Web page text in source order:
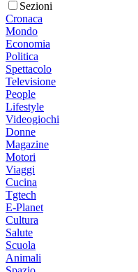
Sezioni
Cronaca
Mondo
Economia
Politica
Spettacolo
Televisione
People
Lifestyle
Videogiochi
Donne
Magazine
Motori
Viaggi
Cucina
Tgtech
E-Planet
Cultura
Salute
Scuola
Animali